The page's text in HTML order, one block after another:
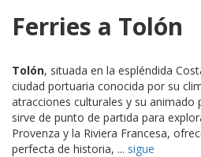
Ferries a Tolón
Tolón, situada en la espléndida
ciudad portuaria conocida por su
atracciones culturales y su animado
sirve de punto de partida para
Provenza y la Riviera Francesa,
perfecta de historia, ... sigue